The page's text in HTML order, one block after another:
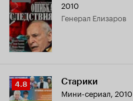
Кинопоиска
6.4
2010
генерал Елизаров
Рейтинг
Кинопоиска
4.8 Старики
Мини-сериал, 2010